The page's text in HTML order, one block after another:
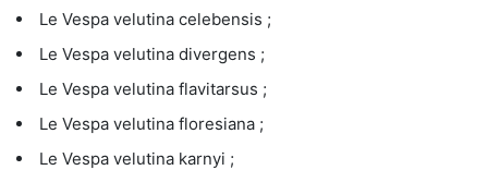
Le Vespa velutina celebensis ;
Le Vespa velutina divergens ;
Le Vespa velutina flavitarsus ;
Le Vespa velutina floresiana ;
Le Vespa velutina karnyi ;